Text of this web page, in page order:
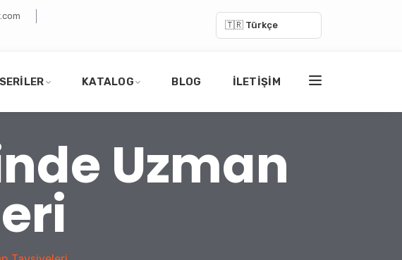
🇹🇷 Türkçe
SERILER KATALOG BLOG İLETIŞIM
Uzman